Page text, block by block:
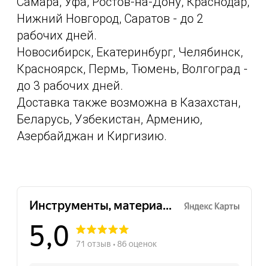
Нижний Новгород, Саратов - до 2
рабочих дней.
Новосибирск, Екатеринбург, Челябинск,
Красноярск, Пермь, Тюмень, Волгоград -
до 3 рабочих дней.
Доставка также возможна в Казахстан,
Беларусь, Узбекистан, Армению,
Азербайджан и Киргизию.